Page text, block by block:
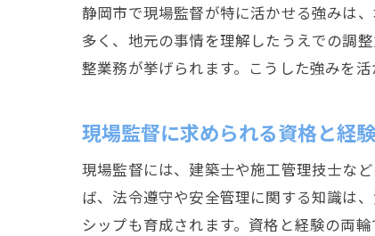
静岡市で現場監督が特に活かせる強みは
多く、地元の事情を理解したうえでの調
整業務が挙げられます。こうした強みを
現場監督に求められる資格と経
現場監督には、建築士や施工管理技士な
ば、法令遵守や安全管理に関する知識は
シップも育成されます。資格と経験の両